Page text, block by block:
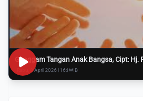
Genggam Tangan Anak Bangsa, Cipt:
Rabu, 8 April 2026 | 16:i WIB